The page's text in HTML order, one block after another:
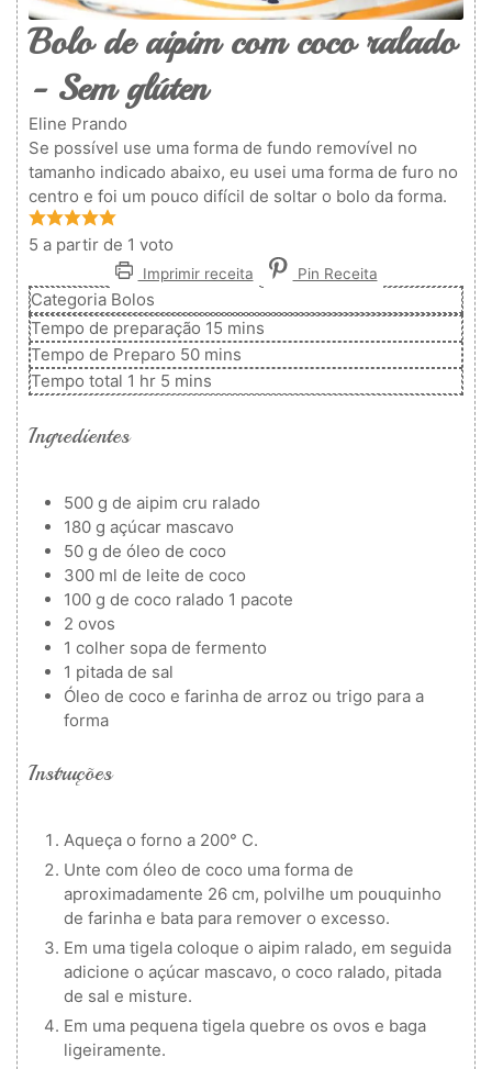
Bolo de aipim com coco ralado
- Sem glúten
Eline Prando
Se possível use uma forma de fundo removível no
tamanho indicado abaixo, eu usei uma forma de furo no
centro e foi um pouco difícil de soltar o bolo da forma.
5 a partir de 1 voto
Imprimir receita Pin Receita
Categoria Bolos
Tempo de preparação 15 minutos
mins
Tempo de Preparo 50minutos
mins
Tempo total 1 hora
hr 5 minutos
mins
Ingredientes
500 g de aipim cru ralado
180 g açúcar mascavo
50 g de óleo de coco
300 ml de leite de coco
100 g de coco ralado 1 pacote
2 ovos
1 colher sopa de fermento
1 pitada de sal
Óleo de coco e farinha de arroz ou trigo para a
forma
Instruções
Aqueça o forno a 200° C.
Unte com óleo de coco uma forma de
aproximadamente 26 cm, polvilhe um pouquinho
de farinha e bata para remover o excesso.
Em uma tigela coloque o aipim ralado, em seguida
adicione o açúcar mascavo, o coco ralado, pitada
de sal e misture.
Em uma pequena tigela quebre os ovos e baga
ligeiramente.